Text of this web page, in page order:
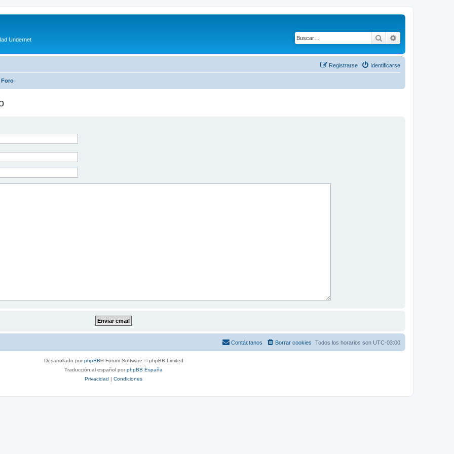
Undernet Buscar
Identificarse
Registrarse
Foro
Todos los horarios son UTC-03:00
Borrar cookies
Contáctanos
Desarrollado porphpBB® Forum Software © phpBB Limited
Traducción al español porphpBB España
Privacidad | Condiciones